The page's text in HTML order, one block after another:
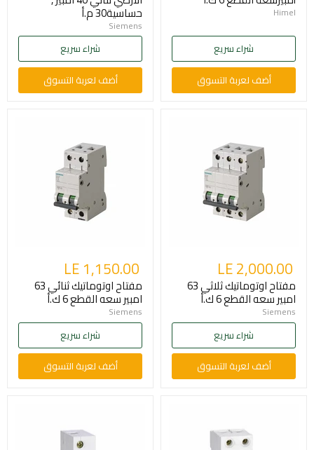
Himel
شراء سريع
أضف لعربة التسوق
حساسية30 م.أ
Siemens
شراء سريع
أضف لعربة التسوق
LE 2,000.00
مفتاح اوتوماتيك ثلاثي 63
امبير سعه القطع 6 ك.أ
Siemens
شراء سريع
أضف لعربة التسوق
LE 1,150.00
مفتاح اوتوماتيك ثنائي 63
امبير سعه القطع 6 ك.أ
Siemens
شراء سريع
أضف لعربة التسوق